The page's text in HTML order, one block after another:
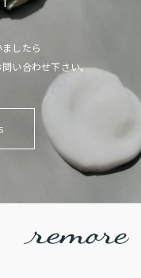
したら
い合わせ下さい。